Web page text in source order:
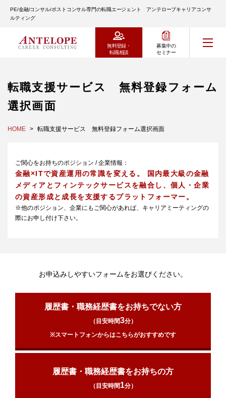
PE/金融/コンサル/ポストコンサル専門の転職エージェント アンテロープキャリアコンサ
ルティング
無料登録・
転職相談
募集中の
セミナー
転職支援サービス 無料登録フォーム
選択画面
HOME 転職支援サービス 無料登録フォーム選択画面
ご関心をお持ちのポジション / 企業情報：
金融×ITで資産運用の常識を変える。 国内最大級の金融
メディアとフィンテックサービスを融合し、個人・企業
の資産形成と成長を支援するプラットフォーマー。
※他のポジション、企業にもご関心があれば、キャリアミーティングの
際にお申し付け下さい。
お申込みしやすいフォームをお選びください。
履歴書・職務経歴書をお持ちでない方
（目安時間3分）
※スマートフォンからはこちらがおすすめです
履歴書・職務経歴書をお持ちの方
（目安時間1分）